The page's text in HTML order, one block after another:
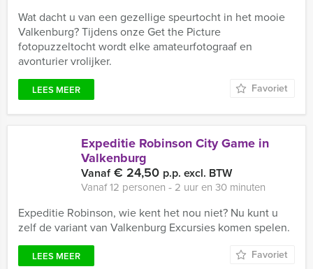
Wat dacht u van een gezellige speurtocht in het mooie
Valkenburg? Tijdens onze Get the Picture
fotopuzzeltocht wordt elke amateurfotograaf en
avonturier vrolijker.
LEES MEER Favoriet
Expeditie Robinson City Game in
Valkenburg
Vanaf€ 24,50 p.p. excl. BTW
Vanaf 12 personen ‐ 2 uur en 30 minuten
Expeditie Robinson, wie kent het nou niet? Nu kunt u
zelf de variant van Valkenburg Excursies komen spelen.
LEES MEER Favoriet